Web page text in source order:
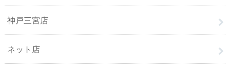
神戸三宮店
ネット店